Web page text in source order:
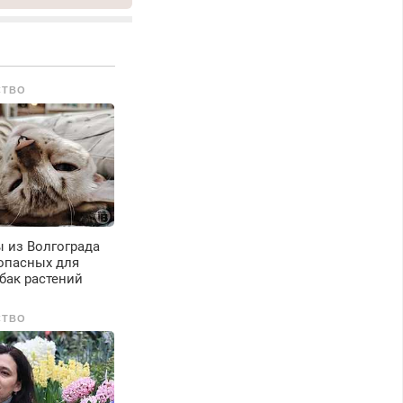
–
до 40%.
со стажем.
из Волгограда
для
растений